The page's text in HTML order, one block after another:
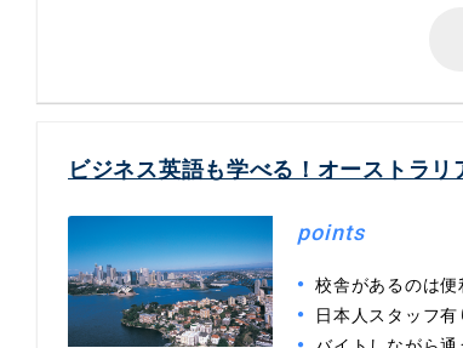
ビジネス英語も学べる！オーストラ
points
校舎があるのは便
日本人スタッフ有